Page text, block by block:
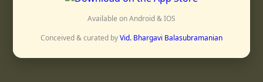
Available on Android & IOS
Conceived & curated byVid. Bhargavi Balasubramanian